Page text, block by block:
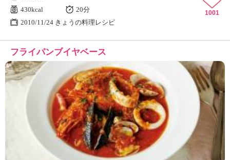
430kcal
20分
2010/11/24 きょうの料理レシピ
1001
フライパンブイヤベース